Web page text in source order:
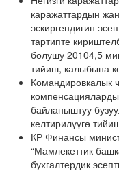
каражаттардын
эскиргендигин
тартипте
болушу 20104,5
тийиш, калыбына
Командировкалык
байланыштуу
келтирилүүгө
КР Финансы
“Мамлекеттик
бухгалтердик